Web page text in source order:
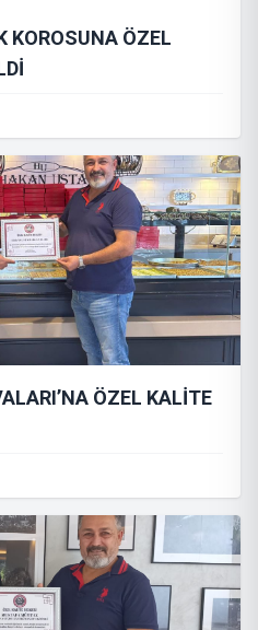
KOROSUNA ÖZEL
ÖZEL KALİTE